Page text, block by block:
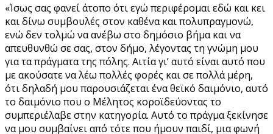
«Ίσως σας φανεί άτοπο ότι εγώ περιφέρομαι εδώ και κει
και δίνω συμβουλές στον καθένα και πολυπραγμονώ,
ενώ δεν τολμώ να ανέβω στο δημόσιο βήμα και να
απευθυνθώ σε σας, στον δήμο, λέγοντας τη γνώμη μου
για τα πράγματα της πόλης. Αιτία γι’ αυτό είναι αυτό που
με ακούσατε να λέω πολλές φορές και σε πολλά μέρη,
ότι δηλαδή μου παρουσιάζεται ένα θεϊκό δαιμόνιο, αυτό
το δαιμόνιο που ο Μέλητος κοροϊδεύοντας το
συμπεριέλαβε στην κατηγορία. Αυτό το πράγμα ξεκίνησε
να μου συμβαίνει από τότε που ήμουν παιδί, μια φωνή